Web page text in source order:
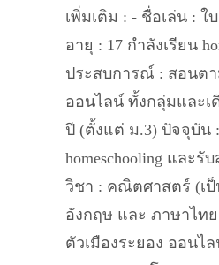
เพิ่มเติม : - ชื่อเล่น : ใ
อายุ : 17 กำลังเรียน
ประสบการณ์ : สอนต
ออนไลน์ ทั้งกลุ่มและเ
ปี (ตั้งแต่ ม.3) ปัจจุบัน
homeschooling และรั
วิชา : คณิตศาสตร์ (เ
อังกฤษ และ ภาษาไท
ตัวเมืองระยอง ออนไ